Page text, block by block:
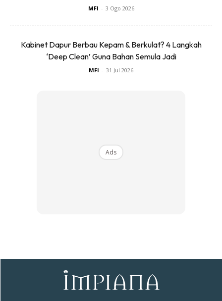
yang tinggi dan sangat merbahaya untuk kanak-kanak dan
MFI - 3 Ogo 2026
Kabinet Dapur Berbau Kepam & Berkulat? 4 Langkah
‘Deep Clean’ Guna Bahan Semula Jadi
MFI - 31 Jul 2026
Ads